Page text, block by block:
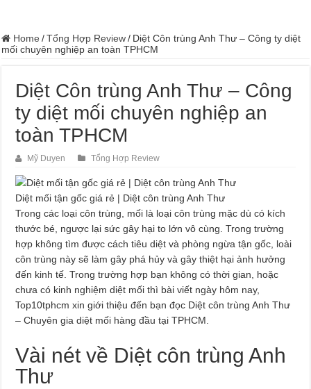
Home / Tổng Hợp Review / Diệt Côn trùng Anh Thư – Công ty diệt
mối chuyên nghiệp an toàn TPHCM
Diệt Côn trùng Anh Thư – Công
ty diệt mối chuyên nghiệp an
toàn TPHCM
Mỹ Duyen Tổng Hợp Review
Diệt mối tận gốc giá rẻ | Diệt côn trùng Anh Thư
Trong các loại côn trùng, mối là loại côn trùng mặc dù có kích
thước bé, ngược lại sức gây hại to lớn vô cùng. Trong trường
hợp không tìm được cách tiêu diệt và phòng ngừa tận gốc, loài
côn trùng này sẽ làm gây phá hủy và gây thiệt hại ảnh hưởng
đến kinh tế. Trong trường hợp bạn không có thời gian, hoặc
chưa có kinh nghiệm diệt mối thì bài viết ngày hôm nay,
Top10tphcm xin giới thiệu đến bạn đọc Diệt côn trùng Anh Thư
– Chuyên gia diệt mối hàng đầu tại TPHCM.
Vài nét về Diệt côn trùng Anh
Thư